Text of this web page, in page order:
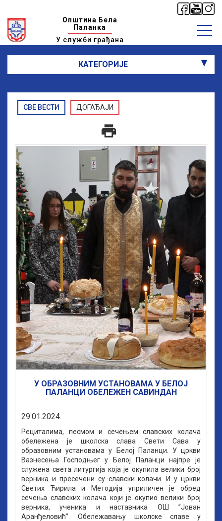
Општина Бела
Паланка
У служби грађана
КАТЕГОРИЈЕ
СВЕ ВЕСТИ ДОГАЂАЈИ
print
У ОБРАЗОВНИМ УСТАНОВАМА У БЕЛОЈ
ПАЛАНЦИ ОБЕЛЕЖЕН САВИНДАН
29.01.2024.
Рециталима, песмом и сечењем славских колача
обележена је школска слава Свети Сава у
образовним установама у Белој Паланци. У цркви
Вазнесења Господњег у Белој Паланци најпре је
служена света литургија која је окупила велики број
верника и пресечени су славски колачи. И у цркви
Светих Ћирила и Методија уприличен је обред
сечења славских колача који је окупио велики број
верника, ученика и наставника ОШ ’’Јован
Аранђеловић’’. Обележавању школске славе у